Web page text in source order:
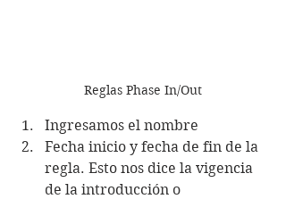
Reglas Phase In/Out
Ingresamos el nombre
Fecha inicio y fecha de fin de la
regla. Esto nos dice la vigencia
de la introducción o